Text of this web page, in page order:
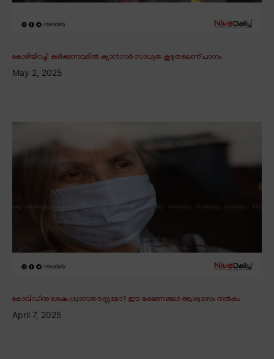
കോഴിയിറച്ചി കഴിക്കുന്നവരിൽ ക്യാൻസർ സാധ്യത കൂടുതലെന്ന് പഠനം
May 2, 2025
കോവിഡിനു ശേഷം ശ്വാസതടസ്സമോ? ഈ ഭക്ഷണങ്ങൾ ആശ്വാസം നൽകും
April 7, 2025